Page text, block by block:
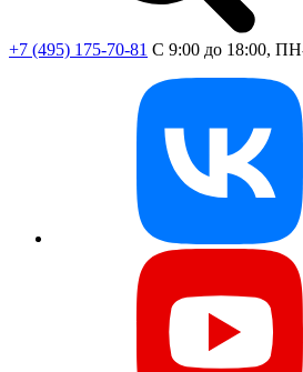
+7 (495) 175-70-81 C 9:00 до 18:00,